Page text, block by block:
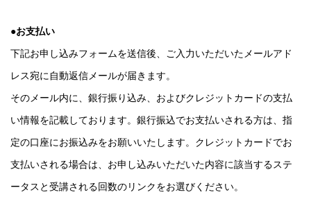
●お支払い
下記お申し込みフォームを送信後、ご入力いただいたメールアド
レス宛に自動返信メールが届きます。
そのメール内に、銀行振り込み、およびクレジットカードの支払
い情報を記載しております。銀行振込でお支払いされる方は、指
定の口座にお振込みをお願いいたします。クレジットカードでお
支払いされる場合は、お申し込みいただいた内容に該当するステ
ータスと受講される回数のリンクをお選びください。